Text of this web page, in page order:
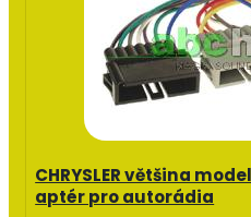
CHRYSLER většina
aptér pro autorádia